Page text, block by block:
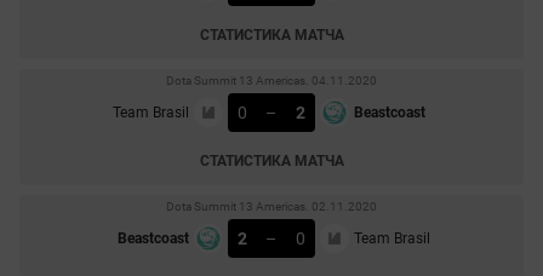
СТАТИСТИКА МАТЧА
Dota Summit 13 Americas. 04.11.2020
Team Brasil 0 – 2 Beastcoast
СТАТИСТИКА МАТЧА
Dota Summit 13 Americas. 02.11.2020
Beastcoast 2 – 0 Team Brasil